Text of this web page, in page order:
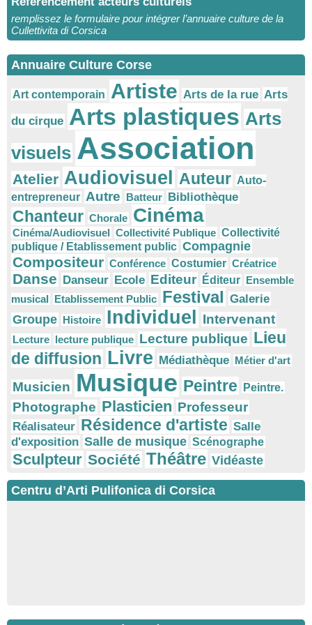
remplissez le formulaire pour intégrer l’annuaire culture de la
Cullettivita di Corsica
Annuaire Culture Corse
Art contemporain Artiste Arts de la rue Arts
du cirque Arts plastiques Arts
visuels Association
Atelier Audiovisuel Auteur Auto-
entrepreneur Autre Batteur Bibliothèque
Chanteur Chorale Cinéma
Cinéma/Audiovisuel Collectivité Publique Collectivité
publique / Etablissement public Compagnie
Compositeur Conférence Costumier Créatrice
Danse Danseur Ecole Editeur Éditeur Ensemble
musical Etablissement Public Festival Galerie
Groupe Histoire Individuel Intervenant
Lecture lecture publique Lecture publique Lieu
de diffusion Livre Médiathèque Métier d'art
Musicien Musique Peintre Peintre.
Photographe Plasticien Professeur
Réalisateur Résidence d'artiste Salle
d'exposition Salle de musique Scénographe
Sculpteur Société Théâtre Vidéaste
Centru d’Arti Pulifonica di Corsica